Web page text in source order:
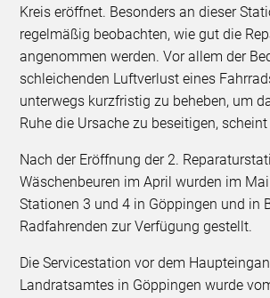
Kreis eröffnet. Besonders an dieser
regelmäßig beobachten, wie gut die
angenommen werden. Vor allem der
schleichenden Luftverlust eines
unterwegs kurzfristig zu beheben, um
Ruhe die Ursache zu beseitigen,
Nach der Eröffnung der 2.
Wäschenbeuren im April wurden im
Stationen 3 und 4 in Göppingen und in
Radfahrenden zur Verfügung gestellt.
Die Servicestation vor dem
Landratsamtes in Göppingen wurde